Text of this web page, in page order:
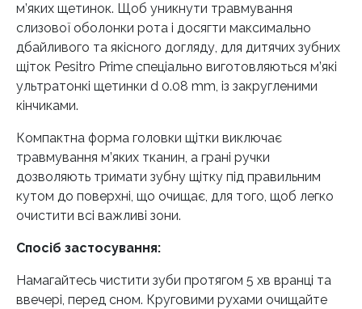
м’яких щетинок. Щоб уникнути травмування
слизової оболонки рота і досягти максимально
дбайливого та якісного догляду, для дитячих зубних
щіток Pesitro Prime спеціально виготовляються м’які
ультратонкі щетинки d 0.08 mm, із закругленими
кінчиками.
Компактна форма головки щітки виключає
травмування м’яких тканин, а грані ручки
дозволяють тримати зубну щітку під правильним
кутом до поверхні, що очищає, для того, щоб легко
очистити всі важливі зони.
Спосіб застосування:
Намагайтесь чистити зуби протягом 5 хв вранці та
ввечері, перед сном. Круговими рухами очищайте